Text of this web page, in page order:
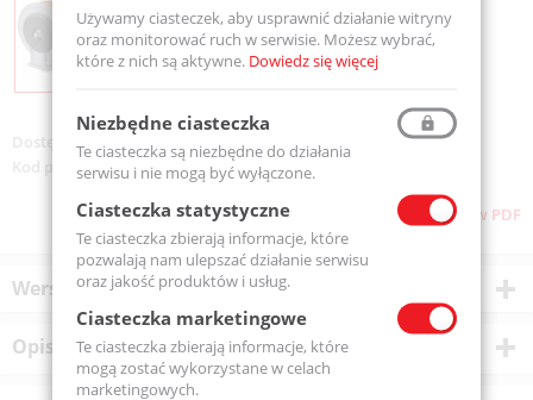
Dostępność: Na zamówienie
Kod produktu:OVP203820ST
Pobierz stronę w PDF
Wersje produktu
Opis produktu
Używamy ciasteczek, aby usprawnić działanie witryny
oraz monitorować ruch w serwisie. Możesz wybrać,
które z nich są aktywne. Dowiedz się więcej
Niezbędne ciasteczka
Te ciasteczka są niezbędne do działania
serwisu i nie mogą być wyłączone.
Ciasteczka statystyczne
Te ciasteczka zbierają informacje, które
pozwalają nam ulepszać działanie serwisu
oraz jakość produktów i usług.
Ciasteczka marketingowe
Te ciasteczka zbierają informacje, które
mogą zostać wykorzystane w celach
marketingowych.